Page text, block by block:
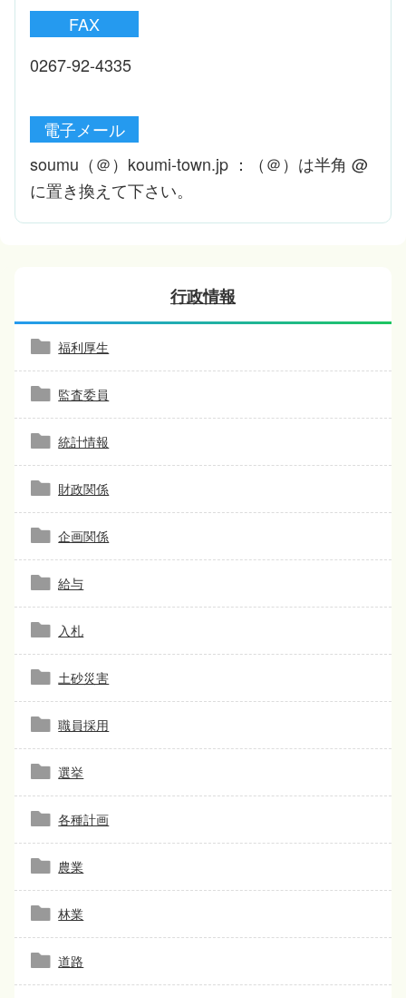
FAX
0267-92-4335
電子メール
soumu（＠）koumi-town.jp ：（＠）は半角 @
に置き換えて下さい。
行政情報
福利厚生
監査委員
統計情報
財政関係
企画関係
給与
入札
土砂災害
職員採用
選挙
各種計画
農業
林業
道路